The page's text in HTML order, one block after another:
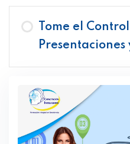
Tome el
Presentaciones